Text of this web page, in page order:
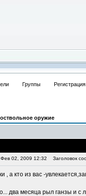
Группы Регистрация
оружие
02, 2009 12:32 Заголовок
, а кто из вас -
два месяца рыл ганзы и с